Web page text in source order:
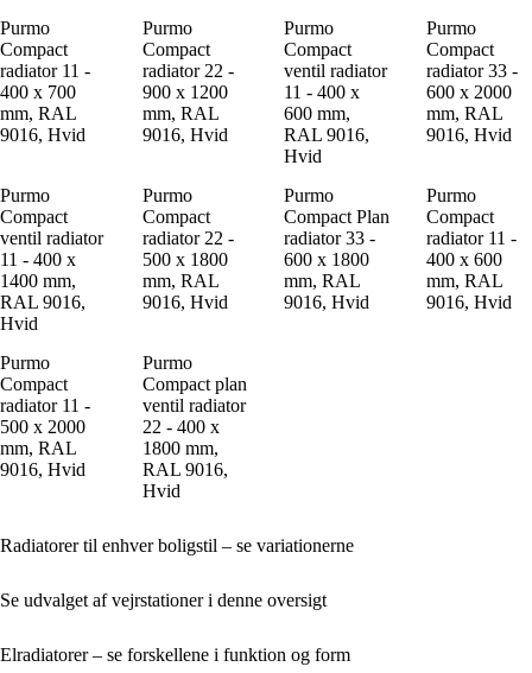
Purmo
Compact
radiator 11 -
400 x 700
mm, RAL
9016, Hvid
Purmo
Compact
radiator 22 -
900 x 1200
mm, RAL
9016, Hvid
Purmo
Compact
ventil radiator
11 - 400 x
600 mm,
RAL 9016,
Hvid
Purmo
Compact
radiator 33 -
600 x 2000
mm, RAL
9016, Hvid
Purmo
Compact
ventil radiator
11 - 400 x
1400 mm,
RAL 9016,
Hvid
Purmo
Compact
radiator 22 -
500 x 1800
mm, RAL
9016, Hvid
Purmo
Compact Plan
radiator 33 -
600 x 1800
mm, RAL
9016, Hvid
Purmo
Compact
radiator 11 -
400 x 600
mm, RAL
9016, Hvid
Purmo
Compact
radiator 11 -
500 x 2000
mm, RAL
9016, Hvid
Purmo
Compact plan
ventil radiator
22 - 400 x
1800 mm,
RAL 9016,
Hvid
Radiatorer til enhver boligstil – se variationerne
Se udvalget af vejrstationer i denne oversigt
Elradiatorer – se forskellene i funktion og form